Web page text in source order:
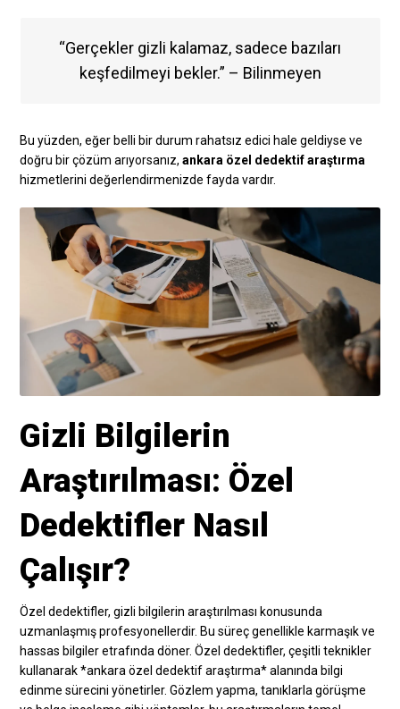
“Gerçekler gizli kalamaz, sadece bazıları
keşfedilmeyi bekler.” – Bilinmeyen
Bu yüzden, eğer belli bir durum rahatsız edici hale geldiyse ve
doğru bir çözüm arıyorsanız,ankara özel dedektif araştırma
hizmetlerini değerlendirmenizde fayda vardır.
Gizli Bilgilerin
Araştırılması: Özel
Dedektifler Nasıl
Çalışır?
Özel dedektifler, gizli bilgilerin araştırılması konusunda
uzmanlaşmış profesyonellerdir. Bu süreç genellikle karmaşık ve
hassas bilgiler etrafında döner. Özel dedektifler, çeşitli teknikler
kullanarak *ankara özel dedektif araştırma* alanında bilgi
edinme sürecini yönetirler. Gözlem yapma, tanıklarla görüşme